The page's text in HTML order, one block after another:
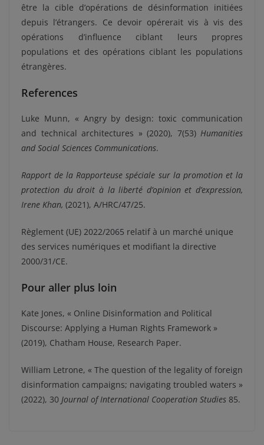
être la cible d’opérations de désinformation initiées
depuis l’étrangers. Ce devoir opérerait vis à vis des
opérations d’influence ciblant leurs propres
populations et des opérations ciblant les populations
étrangères.
References
Luke Munn, « Angry by design: toxic communication
and technical architectures » (2020), 7(53) Humanities
and Social Sciences Communications.
Rapport de la Rapporteuse spéciale sur la promotion et la
protection du droit à la liberté d’opinion et d’expression,
Irene Khan, (2021), A/HRC/47/25.
Règlement (UE) 2022/2065 relatif à un marché unique
des services numériques et modifiant la directive
2000/31/CE.
Pour aller plus loin
Kate Jones, « Online Disinformation and Political
Discourse: Applying a Human Rights Framework »
(2019), Chatham House, Research Paper.
William Letrone, « The question of the legality of foreign
disinformation campaigns; navigating troubled waters »
(2022), 30 Journal of International Cooperation Studies 85.